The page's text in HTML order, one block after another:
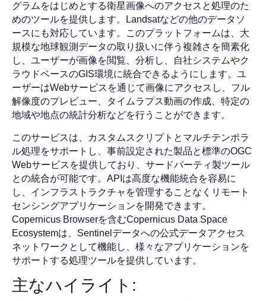
グラムをはじめとする衛星画像へのアクセスと処理のた
めのツールを提供します。Landsatなどの他のデータソ
ースにも対応しています。このプラットフォームは、大
規模な地球観測データの取り扱いに伴う複雑さを簡素化
し、ユーザーが画像を閲覧、分析し、自社システムやク
ラウドベースのGIS環境に統合できるようにします。ユ
ーザーはWebサービスを通じて画像にアクセスし、フル
解像度のプレビュー、タイムラプス動画の作成、特定の
地域や地点の統計分析などを行うことができます。
このサービスは、カスタムスクリプトとマルチテンポラ
ル処理をサポートし、事前設定された製品と標準のOGC
Webサービスを提供しており、サードパーティ製ツール
との統合が可能です。APIは高度な機能統合を容易に
し、インフラストラクチャを管理することなくリモート
センシングアプリケーションを開発できます。
Copernicus Browserを含むCopernicus Data Space
Ecosystemは、Sentinelデータへの公式データアクセス
ネットワークとして機能し、様々なアプリケーションを
サポートする処理ツールを提供しています。
主なハイライト: